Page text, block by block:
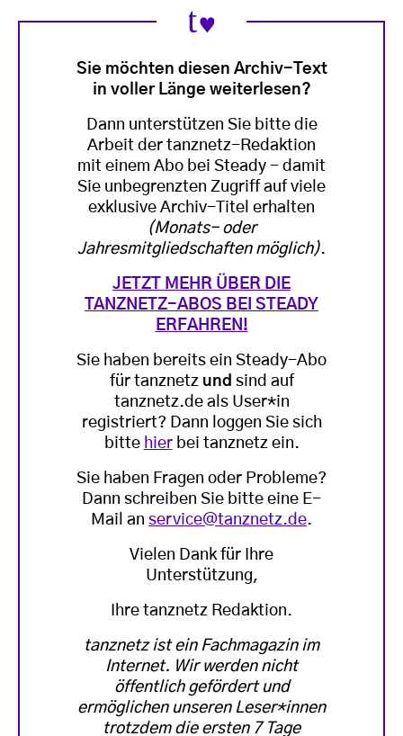
Sie möchten diesen Archiv-Text
in voller Länge weiterlesen?
Dann unterstützen Sie bitte die
Arbeit der tanznetz-Redaktion
mit einem Abo bei Steady - damit
Sie unbegrenzten Zugriff auf viele
exklusive Archiv-Titel erhalten
(Monats- oder
Jahresmitgliedschaften möglich).
JETZT MEHR ÜBER DIE
TANZNETZ-ABOS BEI STEADY
ERFAHREN!
Sie haben bereits ein Steady-Abo
für tanznetz und sind auf
tanznetz.de als User*in
registriert? Dann loggen Sie sich
bitte hierbei tanznetz ein.
Sie haben Fragen oder Probleme?
Dann schreiben Sie bitte eine E-
Mail an service@tanznetz.de.
Vielen Dank für Ihre
Unterstützung,
Ihre tanznetz Redaktion.
tanznetz ist ein Fachmagazin im
Internet. Wir werden nicht
öffentlich gefördert und
ermöglichen unseren Leser*innen
trotzdem die ersten 7 Tage